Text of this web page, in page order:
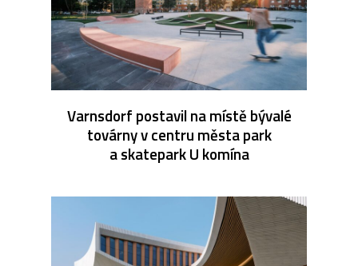
Varnsdorf postavil na místě bývalé
továrny v centru města park
a skatepark U komína